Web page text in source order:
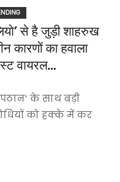
से है जुड़ी शाहरुख
कारणों का हवाला
वायरल…
के साथ बड़ी
को हक्के में कर